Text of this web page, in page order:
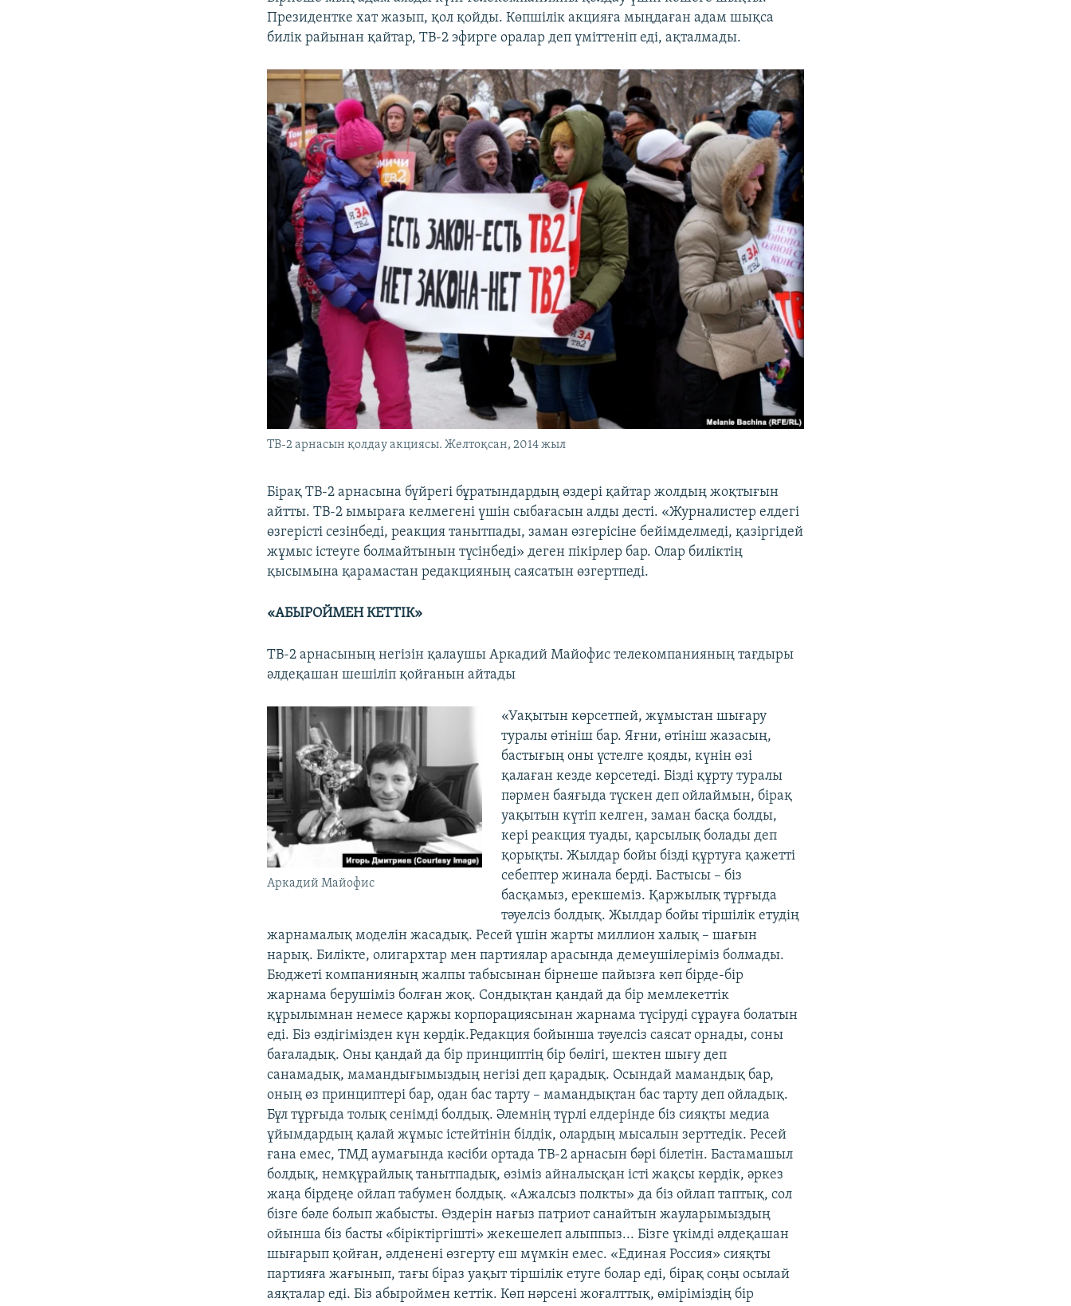
Президентке хат жазып, қол қойды. Көпшілік акцияға мыңдаған адам шықса
билік райынан қайтар, ТВ-2 эфирге оралар деп үміттеніп еді, ақталмады.
ТВ-2 арнасын қолдау акциясы. Желтоқсан, 2014 жыл
Бірақ ТВ-2 арнасына бүйрегі бұратындардың өздері қайтар жолдың жоқтығын
айтты. ТВ-2 ымыраға келмегені үшін сыбағасын алды десті. «Журналистер елдегі
өзгерісті сезінбеді, реакция танытпады, заман өзгерісіне бейімделмеді, қазіргідей
жұмыс істеуге болмайтынын түсінбеді» деген пікірлер бар. Олар биліктің
қысымына қарамастан редакцияның саясатын өзгертпеді.
«АБЫРОЙМЕН КЕТТІК»
ТВ-2 арнасының негізін қалаушы Аркадий Майофис телекомпанияның тағдыры
әлдеқашан шешіліп қойғанын айтады
Аркадий Майофис
​«Уақытын көрсетпей, жұмыстан шығару
туралы өтініш бар. Яғни, өтініш жазасың,
бастығың оны үстелге қояды, күнін өзі
қалаған кезде көрсетеді. Бізді құрту туралы
пәрмен баяғыда түскен деп ойлаймын, бірақ
уақытын күтіп келген, заман басқа болды,
кері реакция туады, қарсылық болады деп
қорықты. Жылдар бойы бізді құртуға қажетті
себептер жинала берді. Бастысы – біз
басқамыз, ерекшеміз. Қаржылық тұрғыда
тәуелсіз болдық. Жылдар бойы тіршілік етудің
жарнамалық моделін жасадық. Ресей үшін жарты миллион халық – шағын
нарық. Билікте, олигархтар мен партиялар арасында демеушілеріміз болмады.
Бюджеті компанияның жалпы табысынан бірнеше пайызға көп бірде-бір
жарнама берушіміз болған жоқ. Сондықтан қандай да бір мемлекеттік
құрылымнан немесе қаржы корпорациясынан жарнама түсіруді сұрауға болатын
еді. Біз өздігімізден күн көрдік.Редакция бойынша тәуелсіз саясат орнады, соны
бағаладық. Оны қандай да бір принциптің бір бөлігі, шектен шығу деп
санамадық, мамандығымыздың негізі деп қарадық. Осындай мамандық бар,
оның өз принциптері бар, одан бас тарту – мамандықтан бас тарту деп ойладық.
Бұл тұрғыда толық сенімді болдық. Әлемнің түрлі елдерінде біз сияқты медиа
ұйымдардың қалай жұмыс істейтінін білдік, олардың мысалын зерттедік. Ресей
ғана емес, ТМД аумағында кәсіби ортада ТВ-2 арнасын бәрі білетін. Бастамашыл
болдық, немқұрайлық танытпадық, өзіміз айналысқан істі жақсы көрдік, әркез
жаңа бірдеңе ойлап табумен болдық. «Ажалсыз полкты» да біз ойлап таптық, сол
бізге бәле болып жабысты. Өздерін нағыз патриот санайтын жауларымыздың
ойынша біз басты «біріктіргішті» жекешелеп алыппыз... Бізге үкімді әлдеқашан
шығарып қойған, әлденені өзгерту еш мүмкін емес. «Единая Россия» сияқты
партияға жағынып, тағы біраз уақыт тіршілік етуге болар еді, бірақ соңы осылай
аяқталар еді. Біз абыроймен кеттік. Көп нәрсені жоғалттық, өміріміздің бір